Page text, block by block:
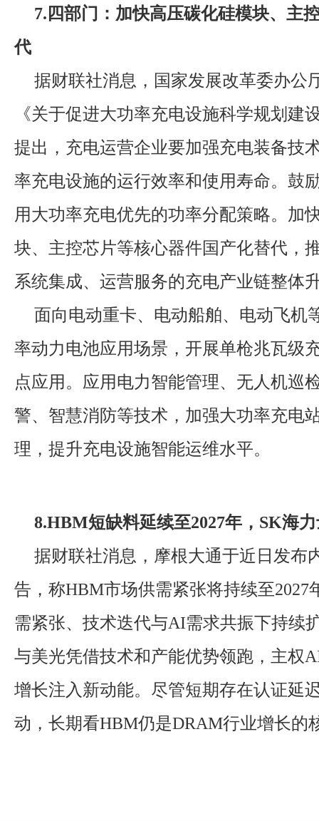
7.四部门：加快高压碳化硅模块、主
代
据财联社消息，国家发展改革委办公
《关于促进大功率充电设施科学规划建
提出，充电运营企业要加强充电装备技
率充电设施的运行效率和使用寿命。鼓
用大功率充电优先的功率分配策略。加
块、主控芯片等核心器件国产化替代，
系统集成、运营服务的充电产业链整体
面向电动重卡、电动船舶、电动飞机
率动力电池应用场景，开展单枪兆瓦级
点应用。应用电力智能管理、无人机巡
警、智慧消防等技术，加强大功率充电
理，提升充电设施智能运维水平。
8.HBM短缺料延续至2027年，SK海
据财联社消息，摩根大通于近日发布
告，称HBM市场供需紧张将持续至2027
需紧张、技术迭代与AI需求共振下持续
与美光凭借技术和产能优势领跑，主权
增长注入新动能。尽管短期存在认证延
动，长期看HBM仍是DRAM行业增长的